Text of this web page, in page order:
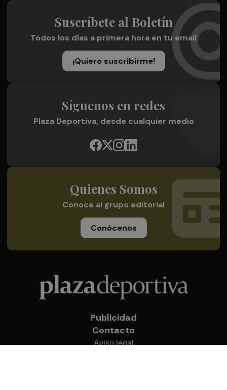
Suscríbete al Boletín
Todos los días a primera hora en tu email
¡Quiero suscribirme!
Síguenos en redes
Plaza Deportiva, desde cualquier medio
Quienes Somos
Conoce al grupo editorial
Conócenos
Publicidad
Contacto
Aviso legal